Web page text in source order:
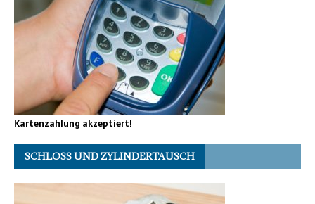
Kartenzahlung akzeptiert!
SCHLOSS UND ZYLINDERTAUSCH